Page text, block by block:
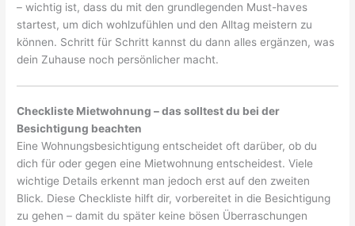
– wichtig ist, dass du mit den grundlegenden Must-haves
startest, um dich wohlzufühlen und den Alltag meistern zu
können. Schritt für Schritt kannst du dann alles ergänzen, was
dein Zuhause noch persönlicher macht.
Checkliste Mietwohnung – das solltest du bei der
Besichtigung beachten
Eine Wohnungsbesichtigung entscheidet oft darüber, ob du
dich für oder gegen eine Mietwohnung entscheidest. Viele
wichtige Details erkennt man jedoch erst auf den zweiten
Blick. Diese Checkliste hilft dir, vorbereitet in die Besichtigung
zu gehen – damit du später keine bösen Überraschungen